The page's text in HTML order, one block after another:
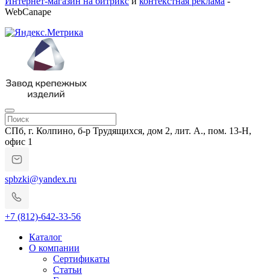
WebCanape
СПб, г. Колпино, б-р Трудящихся, дом 2, лит. А., пом. 13-Н,
офис 1
spbzki@yandex.ru
+7 (812)-642-33-56
Каталог
О компании
Сертификаты
Статьи